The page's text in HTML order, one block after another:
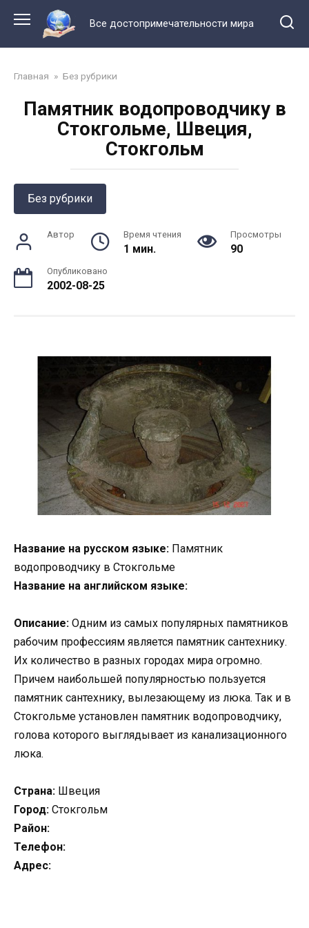
контенту
Все достопримечательности мира
Главная » Без рубрики
Памятник водопроводчику в
Стокгольме, Швеция,
Стокгольм
Без рубрики
Автор Время чтения
1 мин.
Просмотры
90
Опубликовано
2002-08-25
Название на русском языке: Памятник
водопроводчику в Стокгольме
Название на английском языке:
Описание: Одним из самых популярных памятников
рабочим профессиям является памятник сантехнику.
Их количество в разных городах мира огромно.
Причем наибольшей популярностью пользуется
памятник сантехнику, вылезающему из люка. Так и в
Стокгольме установлен памятник водопроводчику,
голова которого выглядывает из канализационного
люка.
Страна: Швеция
Город: Стокгольм
Район:
Телефон:
Адрес: